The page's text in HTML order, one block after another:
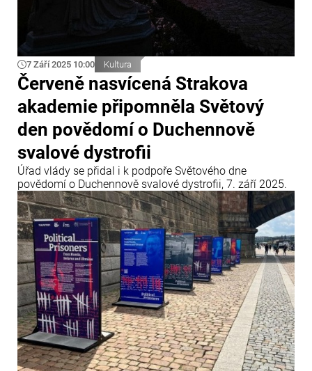
7 Září 2025 10:00 Kultura
Červeně nasvícená Strakova
akademie připomněla Světový
den povědomí o Duchennově
svalové dystrofii
Úřad vlády se přidal i k podpoře Světového dne
povědomí o Duchennově svalové dystrofii, 7. září 2025.